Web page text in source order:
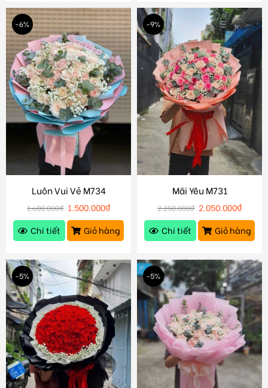
-6%
Luôn Vui Vẻ M734
1.600.000₫ 1.500.000₫
Chi tiết
Giỏ hàng
-9%
Mãi Yêu M731
2.250.000₫ 2.050.000₫
Chi tiết
Giỏ hàng
-5% -5%